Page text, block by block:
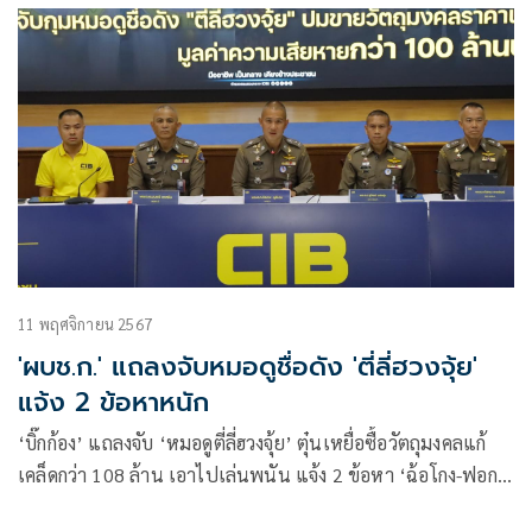
ล้านบาท, คริปโต 39 ล้านบาท, รถเบนซ์ และ ค่าออกแบบ
โรงแรม
11 พฤศจิกายน 2567
'ผบช.ก.' แถลงจับหมอดูชื่อดัง 'ตี่ลี่ฮวงจุ้ย'
แจ้ง 2 ข้อหาหนัก
‘บิ๊กก้อง’ แถลงจับ ‘หมอดูตี่ลี่ฮวงจุ้ย’ ตุ๋นเหยื่อซื้อวัตถุมงคลแก้
เคล็ดกว่า 108 ล้าน เอาไปเล่นพนัน แจ้ง 2 ข้อหา ‘ฉ้อโกง-ฟอก